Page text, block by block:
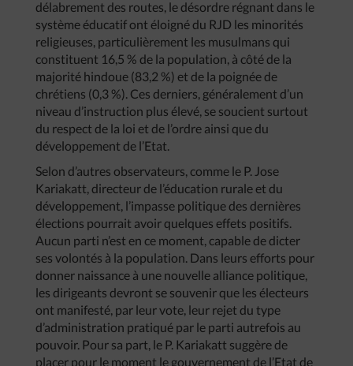
délabrement des routes, le désordre régnant dans le
système éducatif ont éloigné du RJD les minorités
religieuses, particulièrement les musulmans qui
constituent 16,5 % de la population, à côté de la
majorité hindoue (83,2 %) et de la poignée de
chrétiens (0,3 %). Ces derniers, généralement d’un
niveau d’instruction plus élevé, se soucient surtout
du respect de la loi et de l’ordre ainsi que du
développement de l’Etat.
Selon d’autres observateurs, comme le P. Jose
Kariakatt, directeur de l’éducation rurale et du
développement, l’impasse politique des dernières
élections pourrait avoir quelques effets positifs.
Aucun parti n’est en ce moment, capable de dicter
ses volontés à la population. Dans leurs efforts pour
donner naissance à une nouvelle alliance politique,
les dirigeants devront se souvenir que les électeurs
ont manifesté, par leur vote, leur rejet du type
d’administration pratiqué par le parti autrefois au
pouvoir. Pour sa part, le P. Kariakatt suggère de
placer pour le moment le gouvernement de l’Etat de